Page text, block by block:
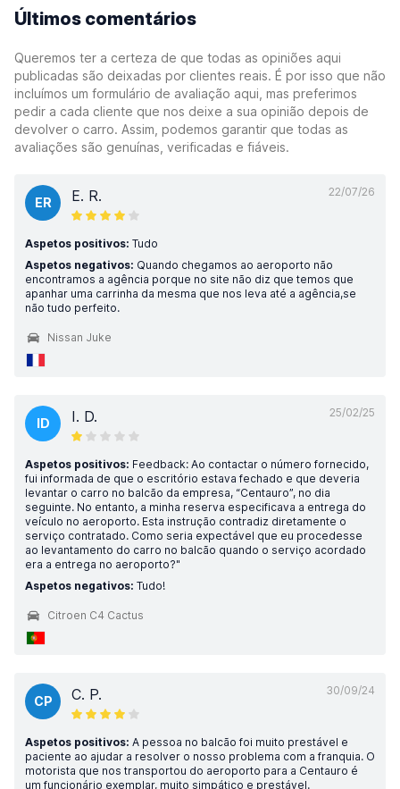
Últimos comentários
Queremos ter a certeza de que todas as opiniões aqui
publicadas são deixadas por clientes reais. É por isso que não
incluímos um formulário de avaliação aqui, mas preferimos
pedir a cada cliente que nos deixe a sua opinião depois de
devolver o carro. Assim, podemos garantir que todas as
avaliações são genuínas, verificadas e fiáveis.
22/07/26
ER E. R.
Aspetos positivos: Tudo
Aspetos negativos: Quando chegamos ao aeroporto não
encontramos a agência porque no site não diz que temos que
apanhar uma carrinha da mesma que nos leva até a agência,se
não tudo perfeito.
Nissan Juke
25/02/25
ID I. D.
Aspetos positivos: Feedback: Ao contactar o número fornecido,
fui informada de que o escritório estava fechado e que deveria
levantar o carro no balcão da empresa, “Centauro”, no dia
seguinte. No entanto, a minha reserva especificava a entrega do
veículo no aeroporto. Esta instrução contradiz diretamente o
serviço contratado. Como seria expectável que eu procedesse
ao levantamento do carro no balcão quando o serviço acordado
era a entrega no aeroporto?"
Aspetos negativos: Tudo!
Citroen C4 Cactus
30/09/24
CP C. P.
Aspetos positivos: A pessoa no balcão foi muito prestável e
paciente ao ajudar a resolver o nosso problema com a franquia. O
motorista que nos transportou do aeroporto para a Centauro é
um funcionário exemplar, muito simpático e prestável.